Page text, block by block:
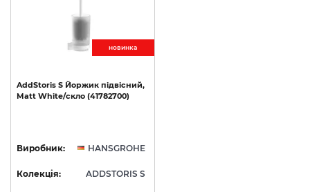
новинкa
AddStoris S Йоржик підвісний,
Matt White/скло (41782700)
Виробник: HANSGROHE
Колекція: ADDSTORIS S